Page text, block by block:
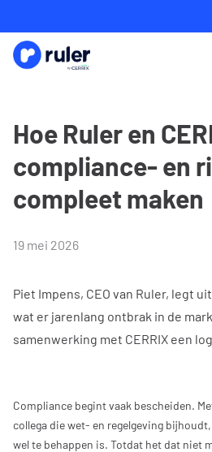
Hoe Ruler en
compliance- en
compleet maken
19 mei 2026
Piet Impens, CEO van Ruler, legt
wat er jarenlang ontbrak in de
samenwerking met CERRIX een
Compliance begint vaak bescheiden.
collega die wet- en regelgeving
wel te behappen is. Totdat het dat niet